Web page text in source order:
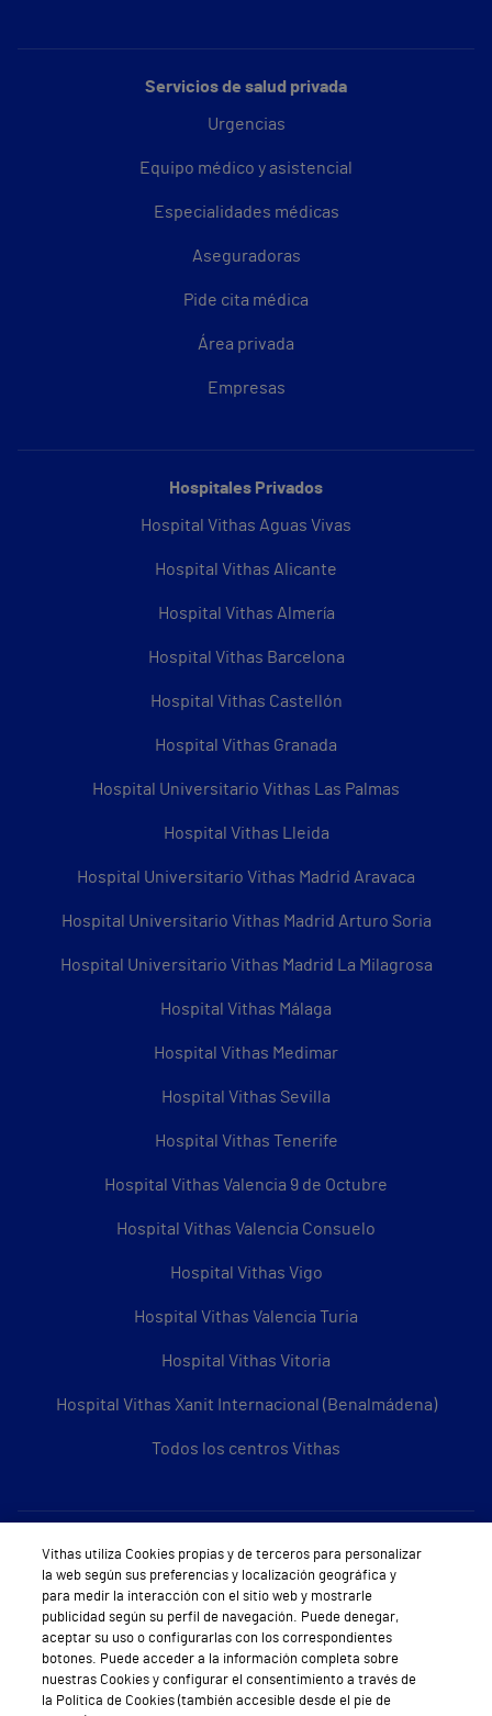
Servicios de salud privada
Urgencias
Equipo médico y asistencial
Especialidades médicas
Aseguradoras
Pide cita médica
Área privada
Empresas
Hospitales Privados
Hospital Vithas Aguas Vivas
Hospital Vithas Alicante
Hospital Vithas Almería
Hospital Vithas Barcelona
Hospital Vithas Castellón
Hospital Vithas Granada
Hospital Universitario Vithas Las Palmas
Hospital Vithas Lleida
Hospital Universitario Vithas Madrid Aravaca
Hospital Universitario Vithas Madrid Arturo Soria
Hospital Universitario Vithas Madrid La Milagrosa
Hospital Vithas Málaga
Hospital Vithas Medimar
Hospital Vithas Sevilla
Hospital Vithas Tenerife
Hospital Vithas Valencia 9 de Octubre
Hospital Vithas Valencia Consuelo
Hospital Vithas Vigo
Hospital Vithas Valencia Turia
Hospital Vithas Vitoria
Hospital Vithas Xanit Internacional (Benalmádena)
Todos los centros Vithas
Sobre Vithas
Quiénes somos
Trabajar en Vithas
Teléfono Cita Médica
Vithas utiliza Cookies propias y de terceros para personalizar
la web según sus preferencias y localización geográfica y
para medir la interacción con el sitio web y mostrarle
publicidad según su perfil de navegación. Puede denegar,
aceptar su uso o configurarlas con los correspondientes
botones. Puede acceder a la información completa sobre
nuestras Cookies y configurar el consentimiento a través de
la Política de Cookies (también accesible desde el pie de